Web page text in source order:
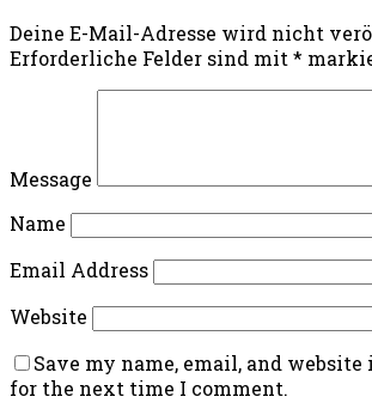
Deine E-Mail-Adresse wird nicht
Erforderliche Felder sind mit*
Message
Name
Email Address
Website
Save my name, email, and
for the next time I comment.